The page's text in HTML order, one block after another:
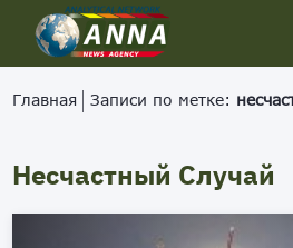
Главная Записи по метке:
Несчастный Случай